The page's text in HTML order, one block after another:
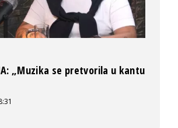
„Muzika se pretvorila u kantu